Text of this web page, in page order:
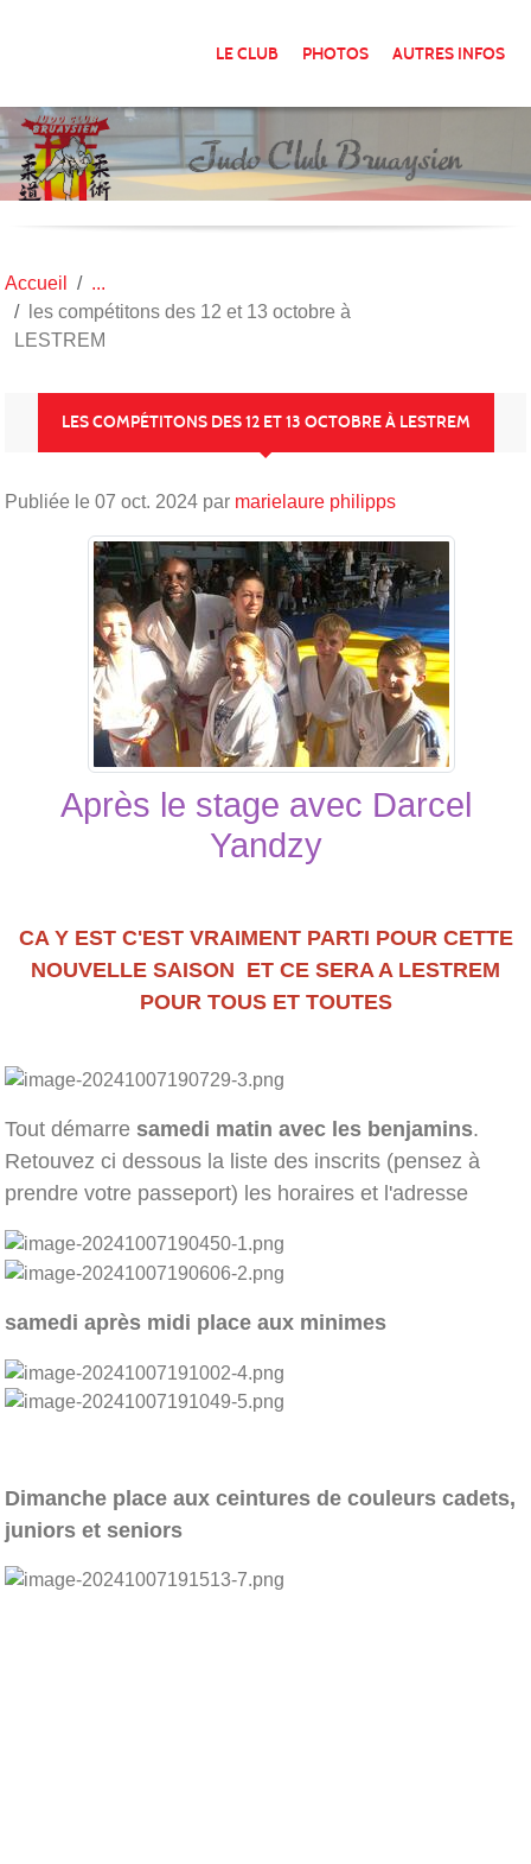
LE CLUB PHOTOS AUTRES INFOS
Accueil
les compétitons des 12 et 13 octobre à
LESTREM
LES COMPÉTITONS DES 12 ET 13 OCTOBRE À LESTREM
Publiée le 07 oct. 2024 par marielaure philipps
Après le stage avec Darcel
Yandzy
CA Y EST C'EST VRAIMENT PARTI POUR CETTE
NOUVELLE SAISON ET CE SERA A LESTREM
POUR TOUS ET TOUTES
Tout démarre samedi matin avec les benjamins.
Retouvez ci dessous la liste des inscrits (pensez à
prendre votre passeport) les horaires et l'adresse
samedi après midi place aux minimes
Dimanche place aux ceintures de couleurs cadets,
juniors et seniors